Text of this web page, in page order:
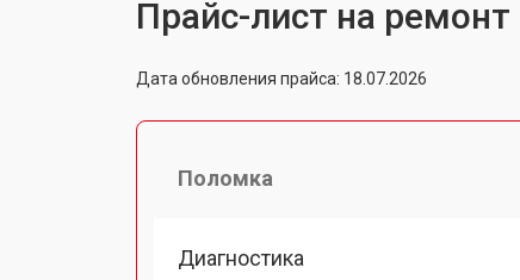
Прайс-лист на ремонт
Дата обновления прайса: 18.07.2026
Поломка
Диагностика